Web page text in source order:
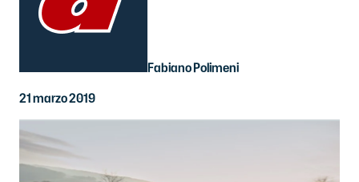
Fabiano Polimeni
21 marzo 2019